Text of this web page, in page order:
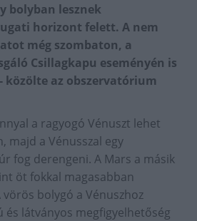
bolyban lesznek
horizont felett. A nem
még szombaton, a
Csillagkapu eseményén is
az obszervatórium
a ragyogó Vénuszt lehet
majd a Vénusszal egy
fog derengeni. A Mars a másik
öt fokkal magasabban
vörös bolygó a Vénuszhoz
és látványos megfigyelhetőség